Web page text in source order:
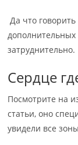
Да что
дополнительных
затруднительно.
Сердце
Посмотрите на
статьи, оно
увидели все